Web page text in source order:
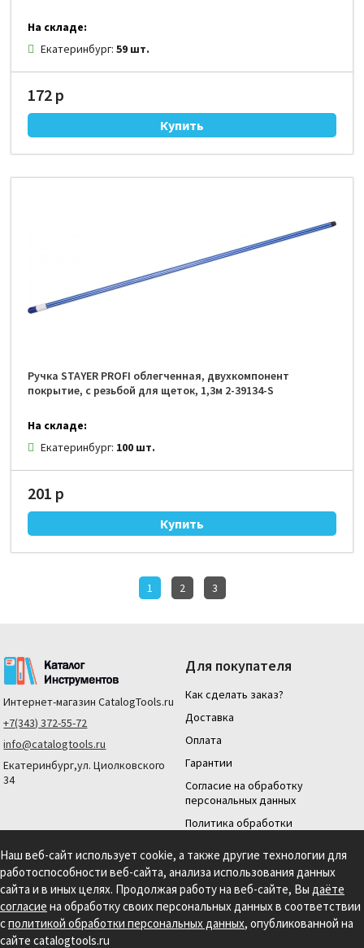
На складе:
Екатеринбург:59 шт.
172 р
Ручка STAYER PROFI облегченная, двухкомпонент
покрытие, с резьбой для щеток, 1,3м 2-39134-S
На складе:
Екатеринбург: 100 шт.
201 р
1 2 3
Интернет-магазин CatalogTools.ru
+7(343) 372-55-72
info@catalogtools.ru
Екатеринбург,ул. Циолковского
34
Для покупателя
Как сделать заказ?
Доставка
Оплата
Гарантии
Согласие на обработку
персональных данных
Политика обработки
Для юридических лиц
На нашем сайте мы используем cookie для сбора информации технического
характера. Продолжая использовать этот сайт, вы даете согласие на
использование файлов cookies и обработку персональных данных в соответствии с
Политикой обработки персональных данных.Информация на сайте носит
справочный характер и не является публичной офертой, определяемой
Наш веб-сайт использует cookie, а также другие технологии для
работоспособности веб-сайта, анализа использования данных
сайта и в иных целях. Продолжая работу на веб-сайте, Вы даёте
согласие на обработку своих персональных данных в соответствии
сполитикой обработки персональных данных, опубликованной на
сайте catalogtools.ru